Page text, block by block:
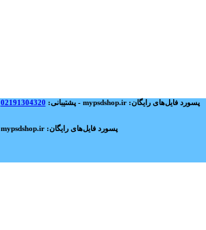
پسورد فایل‌های رایگان: mypsdshop.ir - پشتیبانی: arshiya_ag@yahoo.com 02191304320
پسورد فایل‌های رایگان: mypsdshop.ir